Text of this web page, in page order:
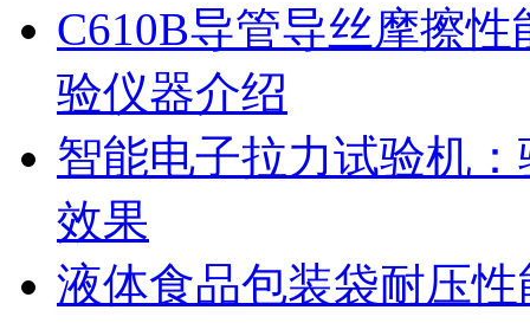
C610B导管导丝摩擦
验仪器介绍
智能电子拉力试验机
效果
液体食品包装袋耐压